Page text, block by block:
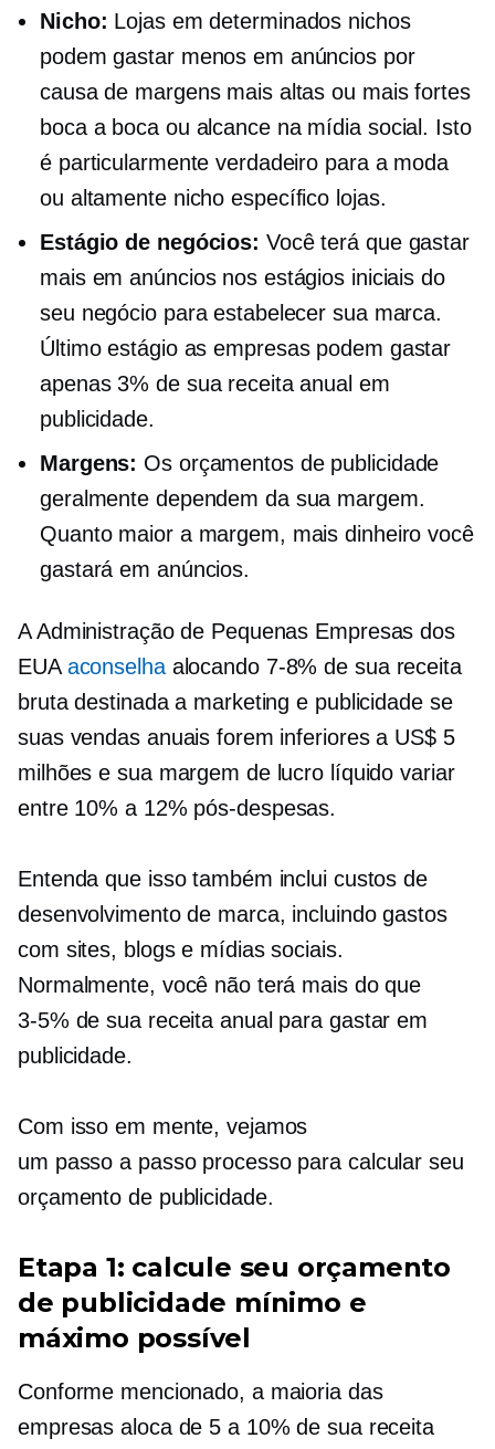
Nicho: Lojas em determinados nichos
podem gastar menos em anúncios por
causa de margens mais altas ou mais fortes
boca a bocaou alcance na mídia social. Isto
é particularmente verdadeiro para a moda
ou altamente nicho específico lojas.
Estágio de negócios: Você terá que gastar
mais em anúncios nos estágios iniciais do
seu negócio para estabelecer sua marca.
Último estágioas empresas podem gastar
apenas 3% de sua receita anual em
publicidade.
Margens: Os orçamentos de publicidade
geralmente dependem da sua margem.
Quanto maior a margem, mais dinheiro você
gastará em anúncios.
A Administração de Pequenas Empresas dos
EUA aconselhaalocando 7-8% de sua receita
bruta destinada a marketing e publicidade se
suas vendas anuais forem inferiores a US$ 5
milhões e sua margem de lucro líquido variar
entre 10% a 12% pós-despesas.
Entenda que isso também inclui custos de
desenvolvimento de marca, incluindo gastos
com sites, blogs e mídias sociais.
Normalmente, você não terá mais do que
3-5% de sua receita anual para gastar em
publicidade.
Com isso em mente, vejamos
um passo a passoprocesso para calcular seu
orçamento de publicidade.
Etapa 1: calcule seu orçamento
de publicidade mínimo e
máximo possível
Conforme mencionado, a maioria das
empresas aloca de 5 a 10% de sua receita